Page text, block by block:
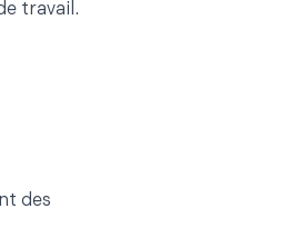
travail.
des